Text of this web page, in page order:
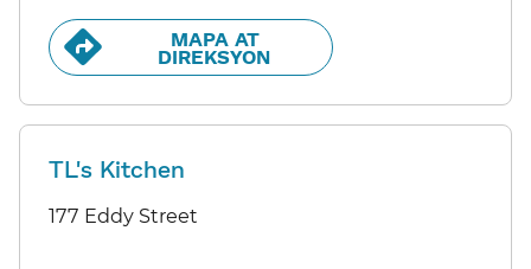
MAPA AT
DIREKSYON​​
TL's Kitchen
177 Eddy Street